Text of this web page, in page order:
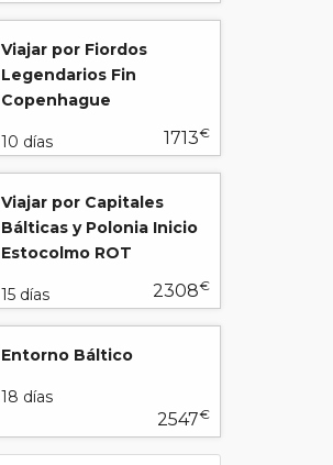
Viajar por Fiordos
Legendarios Fin
Copenhague
10 días 1713€
Viajar por Capitales
Bálticas y Polonia Inicio
Estocolmo ROT
15 días 2308€
Entorno Báltico
18 días
2547€